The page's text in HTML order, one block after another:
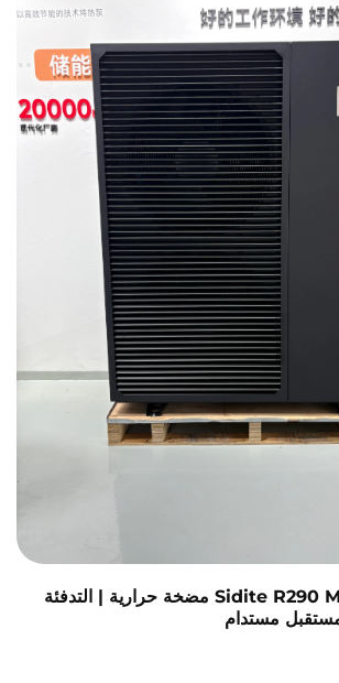
المرجح أنك زرت...
Sidite R290 Mono Inverter مضخة حرارية | التدفئة
مستدام